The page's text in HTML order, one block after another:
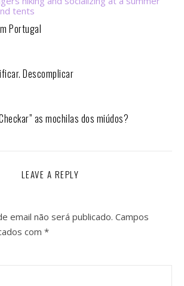
Portugal
Descomplicar
as mochilas dos miúdos?
LEAVE A REPLY
email não será publicado. Campos
com *